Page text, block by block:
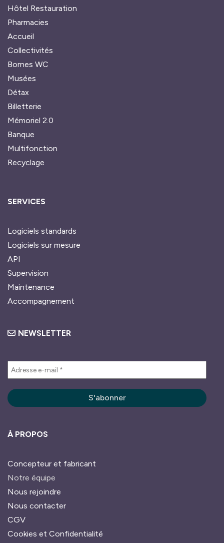
Hôtel Restauration
Pharmacies
Accueil
Collectivités
Bornes WC
Musées
Détax
Billetterie
Mémoriel 2.0
Banque
Multifonction
Recyclage
SERVICES
Logiciels standards
Logiciels sur mesure
API
Supervision
Maintenance
Accompagnement
NEWSLETTER
À PROPOS
Concepteur et fabricant
Notre équipe
Nous rejoindre
Nous contacter
CGV
Cookies et Confidentialité